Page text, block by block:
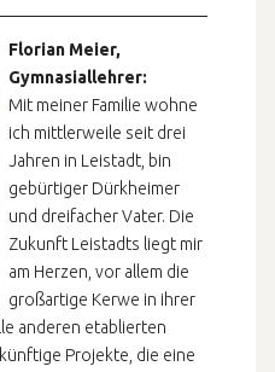
Florian Meier,
Gymnasiallehrer:
Mit meiner Familie wohne
ich mittlerweile seit drei
Jahren in Leistadt, bin
gebürtiger Dürkheimer
und dreifacher Vater. Die
Zukunft Leistadts liegt mir
am Herzen, vor allem die
großartige Kerwe in ihrer
anderen etablierten
Projekte, die eine